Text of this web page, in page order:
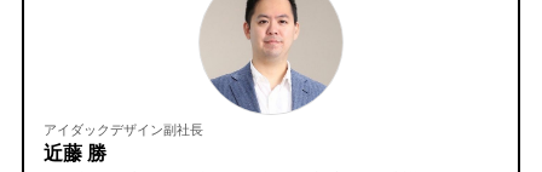
アイダックデザイン副社長
近藤 勝